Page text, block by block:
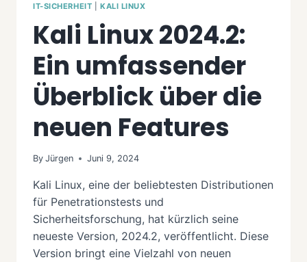
IT-SICHERHEIT KALI LINUX
Kali Linux 2024.2:
Ein umfassender
Überblick über die
neuen Features
By Jürgen Juni 9, 2024
Kali Linux, eine der beliebtesten Distributionen
für Penetrationstests und
Sicherheitsforschung, hat kürzlich seine
neueste Version, 2024.2, veröffentlicht. Diese
Version bringt eine Vielzahl von neuen